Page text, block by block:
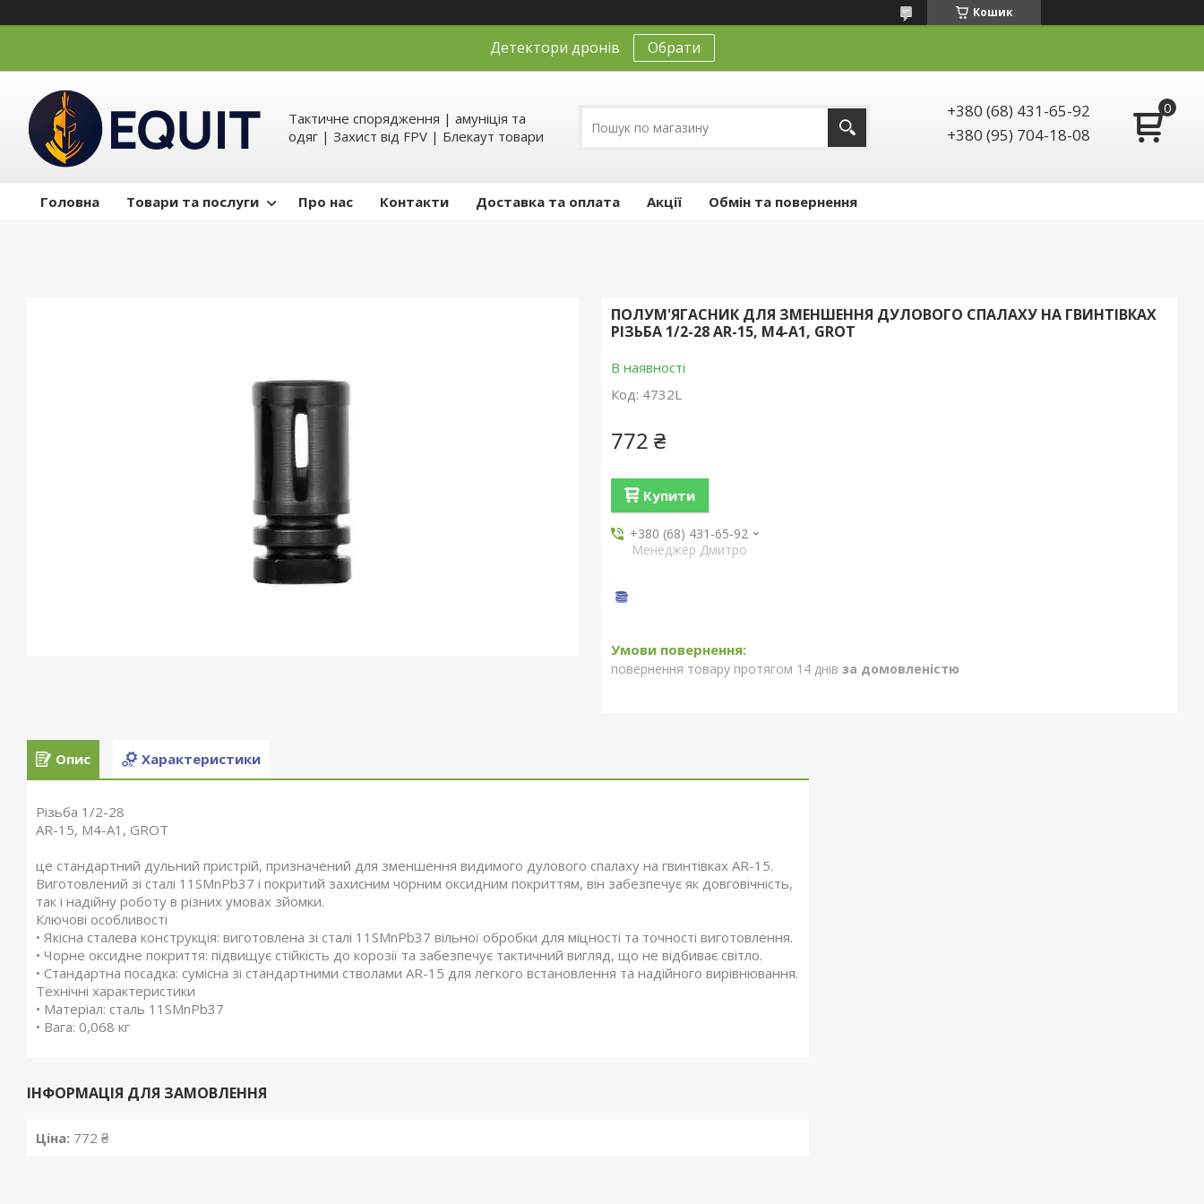
Кошик
Детектори дронів Обрати
Тактичне спорядження | амуніція та
одяг | Захист від FPV | Блекаут товари
+380 (68) 431-65-92
+380 (95) 704-18-08
Головна Товари та послуги Про нас Контакти Доставка та оплата Акції Обмін та повернення
ПОЛУМ'ЯГАСНИК ДЛЯ ЗМЕНШЕННЯ ДУЛОВОГО СПАЛАХУ НА ГВИНТІВКАХ
РІЗЬБА 1/2-28 AR-15, M4-A1, GROT
В наявності
Код: 4732L
772 ₴
Купити
+380 (68) 431-65-92
Менеджер Дмитро
повернення товару протягом 14 днів за домовленістю
Опис Характеристики
Різьба 1/2-28
AR-15, M4-A1, GROT
це стандартний дульний пристрій, призначений для зменшення видимого дулового спалаху на гвинтівках AR-15.
Виготовлений зі сталі 11SMnPb37 і покритий захисним чорним оксидним покриттям, він забезпечує як довговічність,
так і надійну роботу в різних умовах зйомки.
Ключові особливості
• Якісна сталева конструкція: виготовлена зі сталі 11SMnPb37 вільної обробки для міцності та точності виготовлення.
• Чорне оксидне покриття: підвищує стійкість до корозії та забезпечує тактичний вигляд, що не відбиває світло.
• Стандартна посадка: сумісна зі стандартними стволами AR-15 для легкого встановлення та надійного вирівнювання.
Технічні характеристики
• Матеріал: сталь 11SMnPb37
• Вага: 0,068 кг
ІНФОРМАЦІЯ ДЛЯ ЗАМОВЛЕННЯ
Ціна: 772 ₴